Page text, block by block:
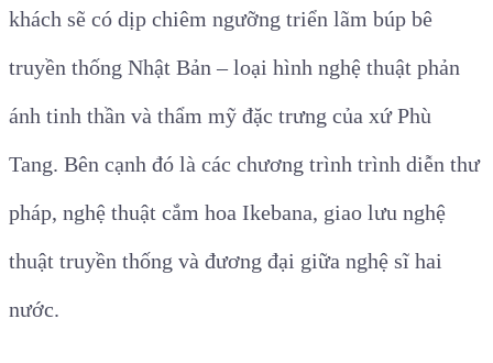
khách sẽ có dịp chiêm ngưỡng triển lãm búp bê
truyền thống Nhật Bản – loại hình nghệ thuật phản
ánh tinh thần và thẩm mỹ đặc trưng của xứ Phù
Tang. Bên cạnh đó là các chương trình trình diễn thư
pháp, nghệ thuật cắm hoa Ikebana, giao lưu nghệ
thuật truyền thống và đương đại giữa nghệ sĩ hai
nước.